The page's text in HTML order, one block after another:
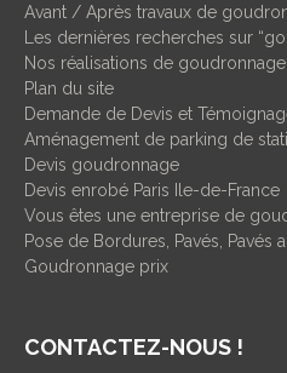
Avant / Après travaux de
Les dernières recherches sur
Nos réalisations de goudronnage
Plan du site
Demande de Devis et
Aménagement de parking de
Devis goudronnage
Devis enrobé Paris Ile-de-France
Vous êtes une entreprise de
Pose de Bordures, Pavés, Pavés
Goudronnage prix
CONTACTEZ-NOUS !